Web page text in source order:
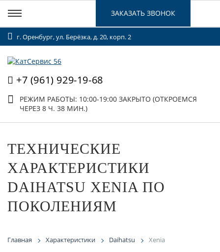
г. Оренбург, ул. Берёзка, д. 20, корп. 2
+7 (961) 929-19-68
РЕЖИМ РАБОТЫ: 10:00-19:00 ЗАКРЫТО (ОТКРОЕМСЯ
ЧЕРЕЗ 8 Ч. 38 МИН.)
ЗАКАЗАТЬ ЗВОНОК
ТЕХНИЧЕСКИЕ
ХАРАКТЕРИСТИКИ
DAIHATSU XENIA ПО
ПОКОЛЕНИЯМ
Главная Характеристики Daihatsu Xenia